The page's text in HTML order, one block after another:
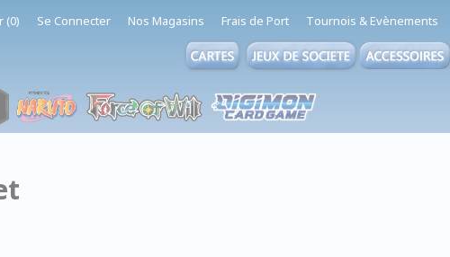
(0) Se Connecter Nos Magasins Frais de Port Tournois & Evènements